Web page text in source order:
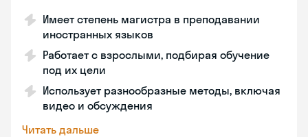
Имеет степень магистра в преподавании
иностранных языков
Работает с взрослыми, подбирая обучение
под их цели
Использует разнообразные методы, включая
видео и обсуждения
Читать дальше